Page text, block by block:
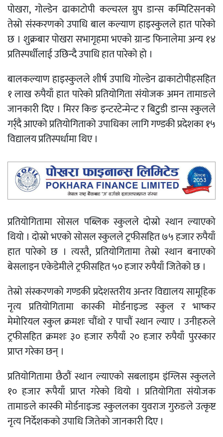
पोखरा, गोल्डेन ढाकाटोपी कल्चरल ग्रुप डान्स कम्पिटिसनको
तेस्रो संस्करणको उपाधि बाल कल्याण हाइस्कुलले हात पारेको
छ । शुक्रबार पोखरा सभागृहमा भएको ग्रान्ड फिनालेमा अन्य १४
प्रतिस्पर्धीलाई उछिन्दै उपाधि हात पारेको हो ।
बालकल्याण हाइस्कुलले शीर्ष उपाधि गोल्डेन ढाकाटोपीहसहित
१ लाख रुपैयाँ हात पारेको प्रतियोगिता संयोजक अमन तामाङले
जानकारी दिए । मिरर किङ इन्टरटेन्मेन्ट र बिटुडी डान्स स्कुलले
गर्र्दै आएको प्रतियोगिताको उपाधिका लागि गण्डकी प्रदेशका १५
विद्यालय प्रतिस्पर्धामा थिए ।
प्रतियोगितामा सोसल पब्लिक स्कुलले दोस्रो स्थान ल्याएको
थियो । दोस्रो भएको सोसल स्कुलले ट्रफीसहित ७५ हजार रुपैयाँ
हात पारेको छ । त्यस्तै, प्रतियोगितामा तेस्रो स्थान बनाएको
बेसलाइन एकेडेमीले ट्रफीसहित ५० हजार रुपैयाँ जितेको छ ।
तेस्रो संस्करणको गण्डकी प्रदेशस्तरीय अन्तर विद्यालय सामूहिक
नृत्य प्रतियोगितामा कास्की मोर्डनाइज्ड स्कुल र भाष्कर
मेमोरियल स्कुल क्रमशः चौंथो र पाचौं स्थान ल्याए । उनीहरुले
ट्रफीसहित क्रमशः ३० हजार रुपैयाँ २० हजार रुपैयाँ पुरस्कार
प्राप्त गरेका छन् ।
प्रतियोगितामा छैठौं स्थान ल्याएको सबलाइम इंग्लिस स्कुलले
१० हजार रूपैयाँ प्राप्त गरेको थियो । प्रतियोगिता संयोजक
तामाङले कास्की मोर्डनाइज्ड स्कुललका युवराज गुरुङले उत्कृष्ट
नृत्य निर्देशकको उपाधि जितेको जानकारी दिए ।